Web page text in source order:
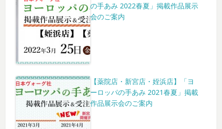
の手あみ 2022春夏」掲載作品展示
会のご案内
【薬院店・新宮店・姪浜店】「ヨ
ーロッパの手あみ 2021春夏」掲載
作品展示会のご案内